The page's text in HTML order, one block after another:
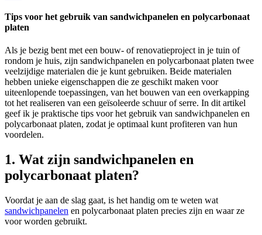
Tips voor het gebruik van sandwichpanelen en polycarbonaat
platen
Als je bezig bent met een bouw- of renovatieproject in je tuin of
rondom je huis, zijn sandwichpanelen en polycarbonaat platen twee
veelzijdige materialen die je kunt gebruiken. Beide materialen
hebben unieke eigenschappen die ze geschikt maken voor
uiteenlopende toepassingen, van het bouwen van een overkapping
tot het realiseren van een geïsoleerde schuur of serre. In dit artikel
geef ik je praktische tips voor het gebruik van sandwichpanelen en
polycarbonaat platen, zodat je optimaal kunt profiteren van hun
voordelen.
1. Wat zijn sandwichpanelen en
polycarbonaat platen?
Voordat je aan de slag gaat, is het handig om te weten wat
sandwichpanelen en polycarbonaat platen precies zijn en waar ze
voor worden gebruikt.